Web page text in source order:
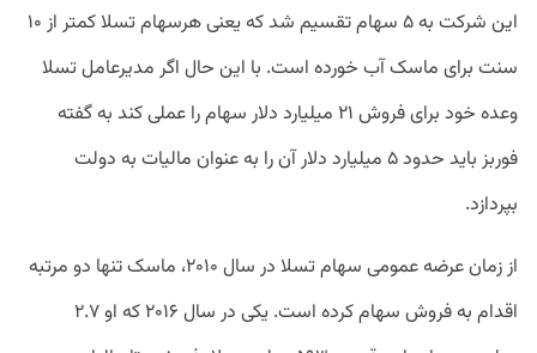
این شرکت به ۵ سهام تقسیم شد که یعنی هرسهام تسلا کمتر از ۱۰
سنت برای ماسک آب خورده است. با این حال اگر مدیرعامل تسلا
وعده خود برای فروش ۲۱ میلیارد دلار سهام را عملی کند به گفته
فوربز باید حدود ۵ میلیارد دلار آن را به عنوان مالیات به دولت
بپردازد.
از زمان عرضه عمومی سهام تسلا در سال ۲۰۱۰، ماسک تنها دو مرتبه
اقدام به فروش سهام کرده است. یکی در سال ۲۰۱۶ که او ۲.۷